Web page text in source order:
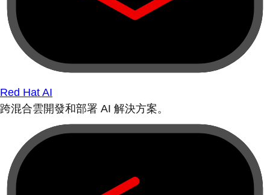
Red Hat AI
跨混合雲開發和部署 AI 解決方案。